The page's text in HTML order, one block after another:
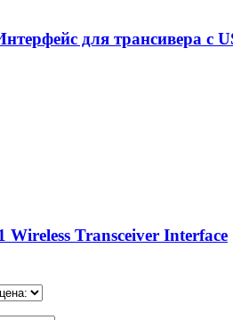
для трансивера с
Transceiver Interface